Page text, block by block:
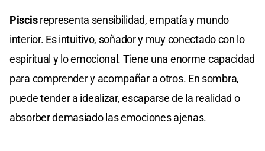
Piscisrepresenta sensibilidad, empatía y mundo
interior. Es intuitivo, soñador y muy conectado con lo
espiritual y lo emocional. Tiene una enorme capacidad
para comprender y acompañar a otros. En sombra,
puede tender a idealizar, escaparse de la realidad o
absorber demasiado las emociones ajenas.